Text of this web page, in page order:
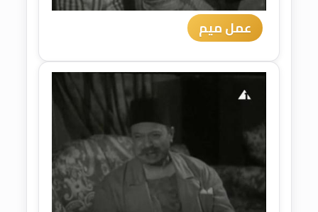
عمل ميم